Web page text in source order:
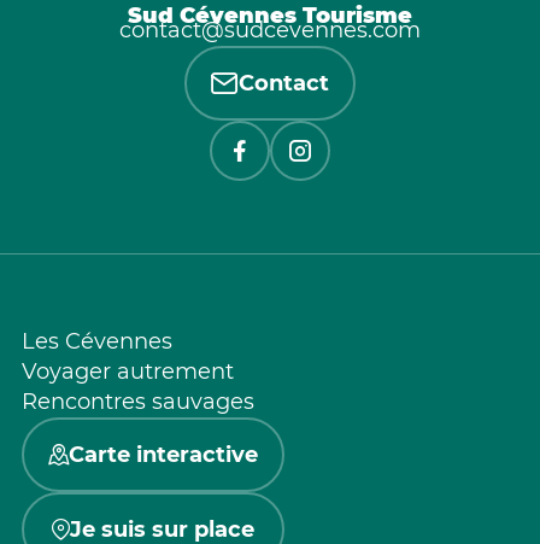
Sud Cévennes Tourisme
contact@sudcevennes.com
Contact
Les Cévennes
Voyager autrement
Rencontres sauvages
Carte interactive
Je suis sur place